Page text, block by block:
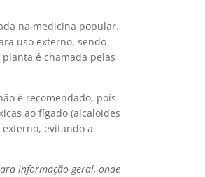
na medicina popular.
uso externo, sendo
é chamada pelas
é recomendado, pois
ao fígado (alcaloides
evitando a
informação geral, onde